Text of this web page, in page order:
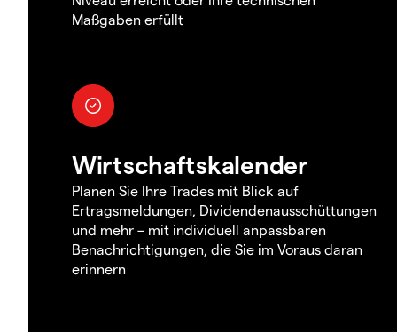
Maßgaben erfüllt
Wirtschaftskalender
Planen Sie Ihre Trades mit Blick auf
Ertragsmeldungen, Dividendenausschüttungen
und mehr – mit individuell anpassbaren
Benachrichtigungen, die Sie im Voraus daran
erinnern